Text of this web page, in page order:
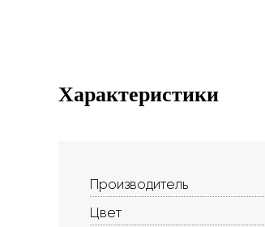
Характеристики
Производитель
Цвет